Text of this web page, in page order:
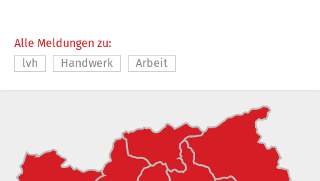
Alle Meldungen zu:
lvh
Handwerk Arbeit